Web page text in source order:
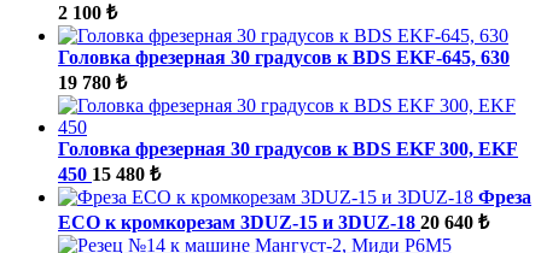
2 100 ₺
Головка фрезерная 30 градусов к BDS EKF-645, 630
19 780 ₺
Головка фрезерная 30 градусов к BDS EKF 300, EKF
450 15 480 ₺
Фреза
ECO к кромкорезам 3DUZ-15 и 3DUZ-18 20 640 ₺